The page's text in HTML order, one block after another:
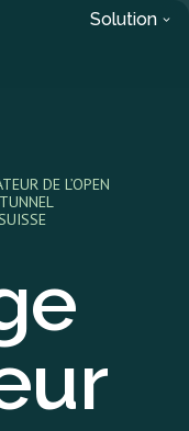
Solution
DE L’OPEN